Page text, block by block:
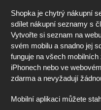
Shopka je chytrý nákupní
sdílet nákupní seznamy s
Vytvořte si seznam na
svém mobilu a snadno jej
funguje na všech
iPhonech nebo ve
zdarma a nevyžadují
Mobilní aplikaci můžete